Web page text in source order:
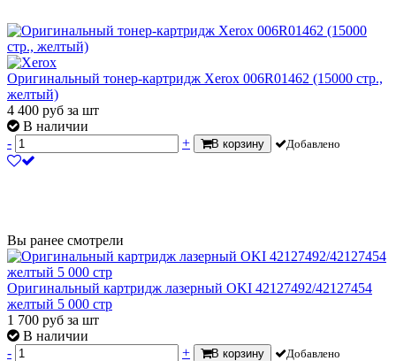
Оригинальный тонер-картридж Xerox 006R01462 (15000 стр.,
желтый)
4 400 руб за шт
В наличии
-
+ В корзину Добавлено
Вы ранее смотрели
Оригинальный картридж лазерный OKI 42127492/42127454
желтый 5 000 стр
1 700 руб за шт
В наличии
-
+ В корзину Добавлено